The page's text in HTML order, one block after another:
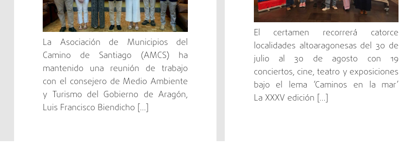
La Asociación de Municipios del
Camino de Santiago (AMCS) ha
mantenido una reunión de trabajo
con el consejero de Medio Ambiente
y Turismo del Gobierno de Aragón,
Luis Francisco Biendicho […]
El certamen recorrerá catorce
localidades altoaragonesas del 30 de
julio al 30 de agosto con 19
conciertos, cine, teatro y exposiciones
bajo el lema ‘Caminos en la mar’
La XXXV edición […]